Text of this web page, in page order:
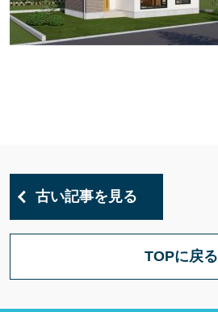
古い記事を見る
TOPに戻る